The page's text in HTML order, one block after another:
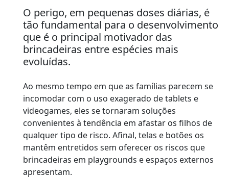
O perigo, em pequenas doses diárias, é
tão fundamental para o desenvolvimento
que é o principal motivador das
brincadeiras entre espécies mais
evoluídas.
Ao mesmo tempo em que as famílias parecem se
incomodar com o uso exagerado de tablets e
videogames, eles se tornaram soluções
convenientes à tendência em afastar os filhos de
qualquer tipo de risco. Afinal, telas e botões os
mantêm entretidos sem oferecer os riscos que
brincadeiras em playgrounds e espaços externos
apresentam.